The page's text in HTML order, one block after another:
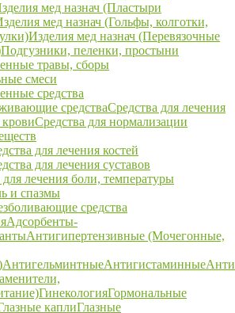
мед назнач (Пластыри
мед назнач (Гольфы, колготки,
Изделия мед назнач (Перевязочные
Подгузники, пеленки, простыни
травы, сборы
смеси
средства
средстваСредства для лечения
кровиСредства для нормализации
для лечения костей
для лечения суставов
для лечения боли, температуры
и спазмы
средства
Адсорбенты-
Антигипертензивные (Мочегонные,
АнтигельминтныеАнтигистаминные
ГинекологияГормональные
каплиГлазные